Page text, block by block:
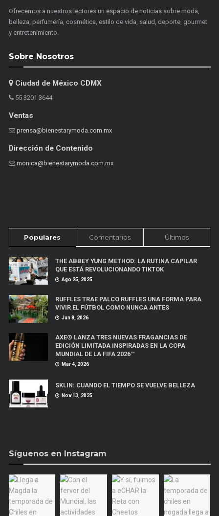
Ofrecemos a nuestros lectores un espacio de noticias sobre moda,
belleza, perfumería, cosmética, estilo de vida, salud, deporte, gourmet
y entretenimiento.
Sobre Nosotros
Ciudad de México CDMX
55 3201 3644
Ventas
prensa@bienestarymoda.com.mx
Dirección de Contenido
monica@bienestarymoda.com.mx
Populares Comentarios Últimos
THE ABBEY YUNG METHOD: LA RUTINA CAPILAR
QUE ESTÁ REVOLUCIONANDO TIKTOK
Ago 25, 2025
RUFFLES TRAE PALCO RUFFLES UNA FORMA PARA
VIVIR EL FÚTBOL COMO NUNCA ANTES
Jun 8, 2026
AXE® LANZA TRES NUEVAS FRAGANCIAS DE
EDICIÓN LIMITADA INSPIRADAS EN LA COPA
MUNDIAL DE LA FIFA 2026™
Mar 4, 2026
SKLIN: CUANDO EL TIEMPO SE VUELVE BELLEZA
Nov 13, 2025
Síguenos en Instagram